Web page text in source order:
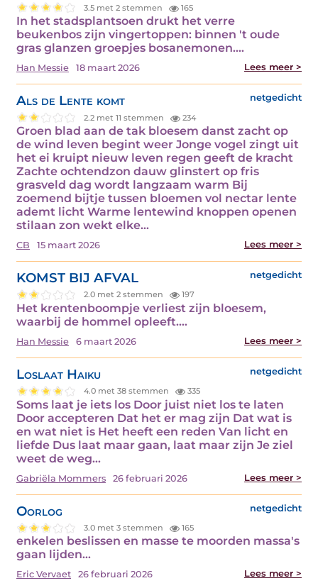
3.5 met 2 stemmen 165
In het stadsplantsoen drukt het verre
beukenbos zijn vingertoppen: binnen 't oude
gras glanzen groepjes bosanemonen.…
Han Messie 18 maart 2026 Lees meer >
Als de Lente komt netgedicht
2.2 met 11 stemmen 234
Groen blad aan de tak bloesem danst zacht op
de wind leven begint weer Jonge vogel zingt uit
het ei kruipt nieuw leven regen geeft de kracht
Zachte ochtendzon dauw glinstert op fris
grasveld dag wordt langzaam warm Bij
zoemend bijtje tussen bloemen vol nectar lente
ademt licht Warme lentewind knoppen openen
stilaan zon wekt elke…
CB 15 maart 2026 Lees meer >
KOMST BIJ AFVAL netgedicht
2.0 met 2 stemmen 197
Het krentenboompje verliest zijn bloesem,
waarbij de hommel opleeft.…
Han Messie 6 maart 2026 Lees meer >
Loslaat Haiku netgedicht
4.0 met 38 stemmen 335
Soms laat je iets los Door juist niet los te laten
Door accepteren Dat het er mag zijn Dat wat is
en wat niet is Het heeft een reden Van licht en
liefde Dus laat maar gaan, laat maar zijn Je ziel
weet de weg…
Gabriëla Mommers 26 februari 2026 Lees meer >
Oorlog netgedicht
3.0 met 3 stemmen 165
enkelen beslissen en masse te moorden massa's
gaan lijden…
Eric Vervaet 26 februari 2026 Lees meer >